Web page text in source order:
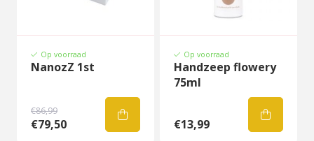
Op voorraad
NanozZ 1st
€86,99
€79,50
Op voorraad
Handzeep flowery
75ml
€13,99